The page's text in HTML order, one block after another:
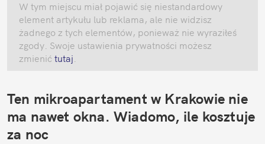
W tym miejscu miał pojawić się niestandardowy
element artykułu lub reklama, ale nie widzisz
żadnego z tych elementów, ponieważ nie wyraziłeś
zgody. Swoje ustawienia prywatności możesz
zmienić tutaj.
Ten mikroapartament w Krakowie nie
ma nawet okna. Wiadomo, ile kosztuje
za noc